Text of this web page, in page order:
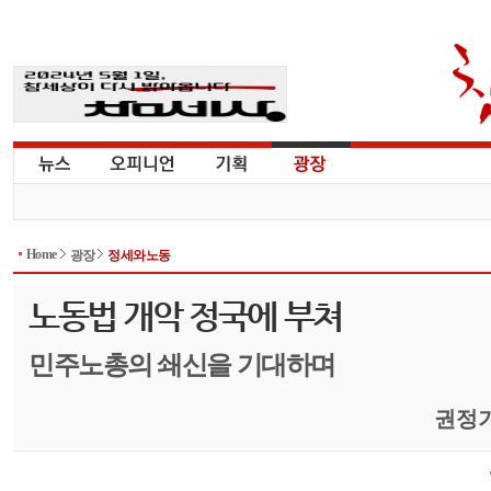
Home 광장 정세와노동
노동법 개악 정국에 부쳐
민주노총의 쇄신을 기대하며
권정